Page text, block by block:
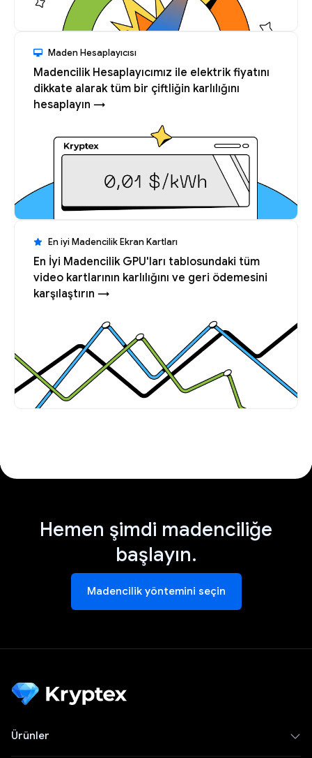
Maden Hesaplayıcısı
Madencilik Hesaplayıcımız ile elektrik fiyatını
dikkate alarak tüm bir çiftliğin karlılığını
hesaplayın →
En iyi Madencilik Ekran Kartları
En İyi Madencilik GPU'ları tablosundaki tüm
video kartlarının karlılığını ve geri ödemesini
karşılaştırın →
Hemen şimdi madenciliğe
başlayın.
Madencilik yöntemini seçin
Ürünler